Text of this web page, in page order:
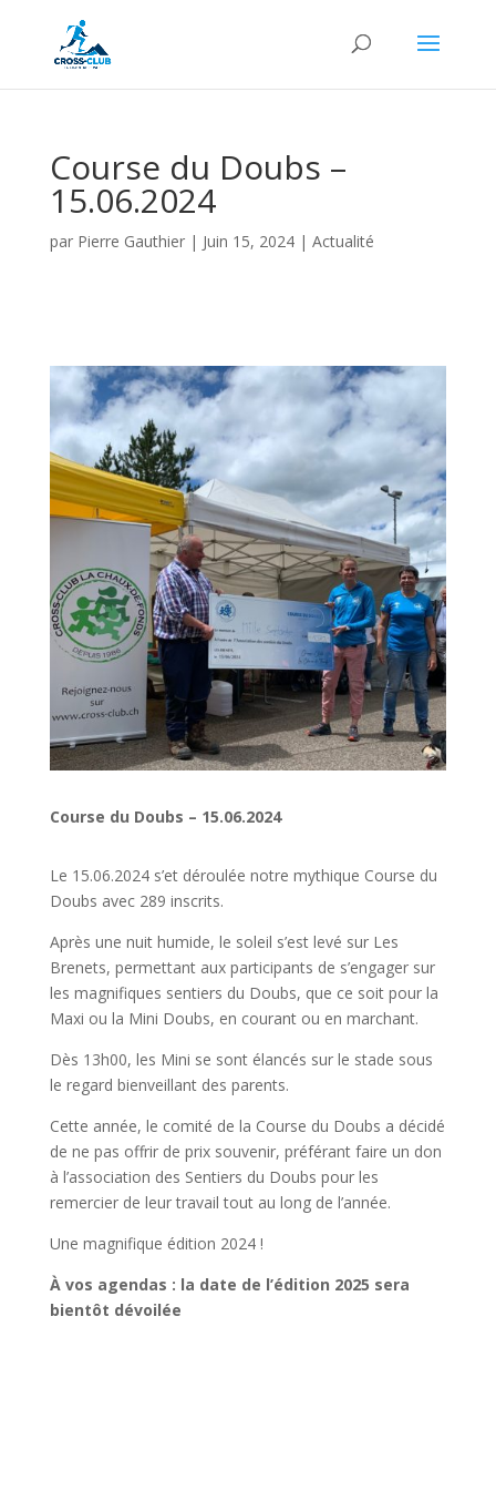
Course du Doubs –
15.06.2024
par Pierre Gauthier| Juin 15, 2024| Actualité
Course du Doubs – 15.06.2024
Le 15.06.2024 s’et déroulée notre mythique Course du
Doubs avec 289 inscrits.
Après une nuit humide, le soleil s’est levé sur Les
Brenets, permettant aux participants de s’engager sur
les magnifiques sentiers du Doubs, que ce soit pour la
Maxi ou la Mini Doubs, en courant ou en marchant.
Dès 13h00, les Mini se sont élancés sur le stade sous
le regard bienveillant des parents.
Cette année, le comité de la Course du Doubs a décidé
de ne pas offrir de prix souvenir, préférant faire un don
à l’association des Sentiers du Doubs pour les
remercier de leur travail tout au long de l’année.
Une magnifique édition 2024 !
À vos agendas : la date de l’édition 2025 sera
bientôt dévoilée